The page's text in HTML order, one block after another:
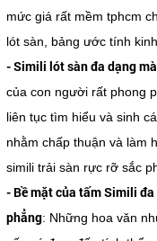
mức giá rất mềm tphcm
lót sàn, bảng ước tính
- Simili lót sàn đa dạng
của con người rất phong
liên tục tìm hiểu và sinh
nhằm chấp thuận và làm
simili trải sàn rực rỡ sắc
- Bề mặt của tấm Simili
phẳng: Những hoa văn